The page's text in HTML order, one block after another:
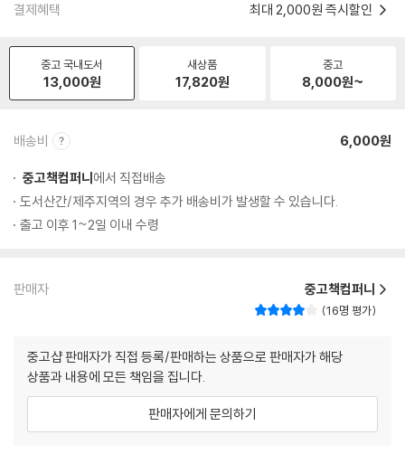
결제혜택 최대 2,000원 즉시할인
중고 국내도서
13,000원
새상품
17,820원
중고
8,000원~
배송비 6,000원
중고책컴퍼니에서 직접배송
도서산간/제주지역의 경우 추가 배송비가 발생할 수 있습니다.
출고 이후 1~2일 이내 수령
판매자 중고책컴퍼니
16명 평가
중고샵 판매자가 직접 등록/판매하는 상품으로 판매자가 해당
상품과 내용에 모든 책임을 집니다.
판매자에게 문의하기